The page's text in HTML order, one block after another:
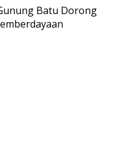
Batu Dorong